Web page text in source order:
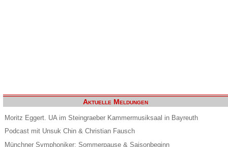
Aktuelle Meldungen
Moritz Eggert. UA im Steingraeber Kammermusiksaal in Bayreuth
Podcast mit Unsuk Chin & Christian Fausch
Münchner Symphoniker: Sommerpause & Saisonbeginn